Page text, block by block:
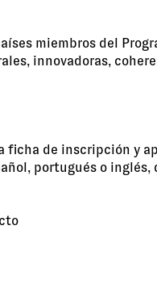
miembros del
innovadoras,
ficha de inscripción y
portugués o inglés,